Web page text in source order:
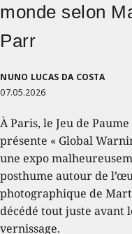
monde selon
Parr
NUNO LUCAS DA COSTA
07.05.2026
À Paris, le Jeu de Paume
présente « Global
une expo
posthume autour de
photographique de
décédé tout juste avant
vernissage.